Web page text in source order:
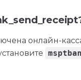
онлайн-